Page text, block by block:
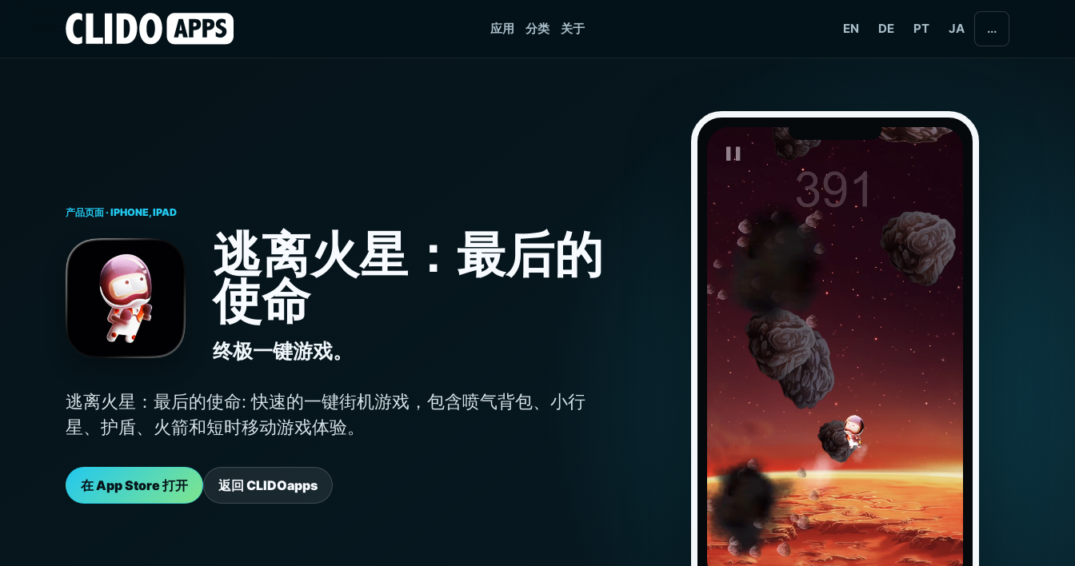
应用 分类 关于 EN DE PT JA ...
产品页面 · IPHONE, IPAD
逃离火星：最后的
使命
终极一键游戏。
逃离火星：最后的使命: 快速的一键街机游戏，包含喷气背包、小行
星、护盾、火箭和短时移动游戏体验。
在 App Store 打开 返回 CLIDOapps